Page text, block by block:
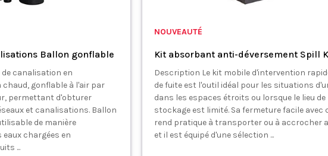
Ballon gonflable
canalisation en
gonflable à l'air par
permettant d'obturer
et canalisations. Ballon
de manière
chargées en
...
NOUVEAUTÉ
Kit absorbant anti-déversement Spill
Description Le kit mobile d'intervention
de fuite est l'outil idéal pour les situations
dans les espaces étroits ou lorsque le lieu de
stockage est limité. Sa fermeture facile avec
rend pratique à transporter ou à accrocher
et il est équipé d'une sélection ...